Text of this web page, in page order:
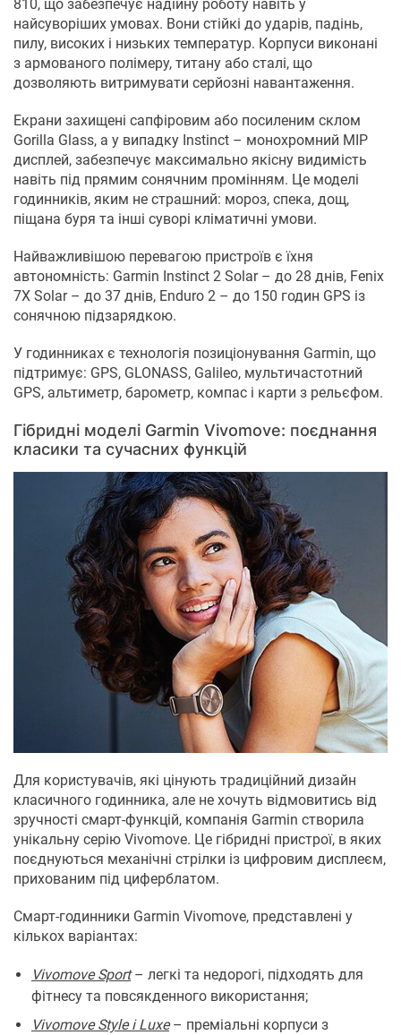
810, що забезпечує надійну роботу навіть у
найсуворіших умовах. Вони стійкі до ударів, падінь,
пилу, високих і низьких температур. Корпуси виконані
з армованого полімеру, титану або сталі, що
дозволяють витримувати серйозні навантаження.
Екрани захищені сапфіровим або посиленим склом
Gorilla Glass, а у випадку Instinct – монохромний MIP
дисплей, забезпечує максимально якісну видимість
навіть під прямим сонячним промінням. Це моделі
годинників, яким не страшний: мороз, спека, дощ,
піщана буря та інші суворі кліматичні умови.
Найважливішою перевагою пристроїв є їхня
автономність: Garmin Instinct 2 Solar – до 28 днів, Fenix ​​
7X Solar – до 37 днів, Enduro 2 – до 150 годин GPS із
сонячною підзарядкою.
У годинниках є технологія позиціонування Garmin, що
підтримує: GPS, GLONASS, Galileo, мультичастотний
GPS, альтиметр, барометр, компас і карти з рельєфом.
Гібридні моделі Garmin Vivomove: поєднання
класики та сучасних функцій
Для користувачів, які цінують традиційний дизайн
класичного годинника, але не хочуть відмовитись від
зручності смарт-функцій, компанія Garmin створила
унікальну серію Vivomove. Це гібридні пристрої, в яких
поєднуються механічні стрілки із цифровим дисплеєм,
прихованим під циферблатом.
Смарт-годинники Garmin Vivomove, представлені у
кількох варіантах:
Vivomove Sport– легкі та недорогі, підходять для
фітнесу та повсякденного використання;
Vivomove Style і Luxe– преміальні корпуси з